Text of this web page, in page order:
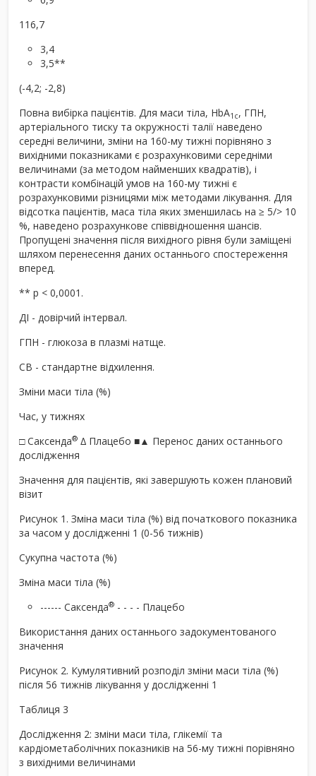
116,7
3,4
3,5**
(-4,2; -2,8)
Повна вибірка пацієнтів. Для маси тіла, HbA1c, ГПН,
артеріального тиску та окружності талії наведено
середні величини, зміни на 160-му тижні порівняно з
вихідними показниками є розрахунковими середніми
величинами (за методом найменших квадратів), і
контрасти комбінацій умов на 160-му тижні є
розрахунковими різницями між методами лікування. Для
відсотка пацієнтів, маса тіла яких зменшилась на ≥ 5/> 10
%, наведено розрахункове співвідношення шансів.
Пропущені значення після вихідного рівня були заміщені
шляхом перенесення даних останнього спостереження
вперед.
** p < 0,0001.
ДІ - довірчий інтервал.
ГПН - глюкоза в плазмі натще.
СВ - стандартне відхилення.
Зміни маси тіла (%)
Час, у тижнях
□ Саксенда® ∆ Плацебо ■▲ Перенос даних останнього
дослідження
Значення для пацієнтів, які завершують кожен плановий
візит
Рисунок 1. Зміна маси тіла (%) від початкового показника
за часом у дослідженні 1 (0-56 тижнів)
Сукупна частота (%)
Зміна маси тіла (%)
------ Саксенда® - - - - Плацебо
Використання даних останнього задокументованого
значення
Рисунок 2. Кумулятивний розподіл зміни маси тіла (%)
після 56 тижнів лікування у дослідженні 1
Таблиця 3
Дослідження 2: зміни маси тіла, глікемії та
кардіометаболічних показників на 56-му тижні порівняно
з вихідними величинами